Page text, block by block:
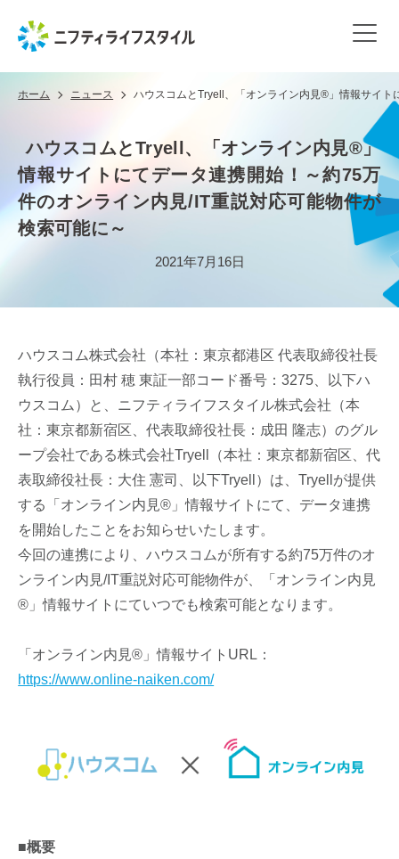
ホーム ニュース ハウスコムとTryell、「オンライン内見®」情報サイ
ハウスコムとTryell、「オンライン内見®」
情報サイトにてデータ連携開始！～約75万
件のオンライン内見/IT重説対応可能物件が
検索可能に～
2021年7月16日
ハウスコム株式会社（本社：東京都港区 代表取締役社長
執行役員：田村 穂 東証一部コード番号：3275、以下ハ
ウスコム）と、ニフティライフスタイル株式会社（本
社：東京都新宿区、代表取締役社長：成田 隆志）のグル
ープ会社である株式会社Tryell（本社：東京都新宿区、代
表取締役社長：大住 憲司、以下Tryell）は、Tryellが提供
する「オンライン内見®」情報サイトにて、データ連携
を開始したことをお知らせいたします。
今回の連携により、ハウスコムが所有する約75万件のオ
ンライン内見/IT重説対応可能物件が、「オンライン内見
®」情報サイトにていつでも検索可能となります。
「オンライン内見®」情報サイトURL：
https://www.online-naiken.com/
■概要